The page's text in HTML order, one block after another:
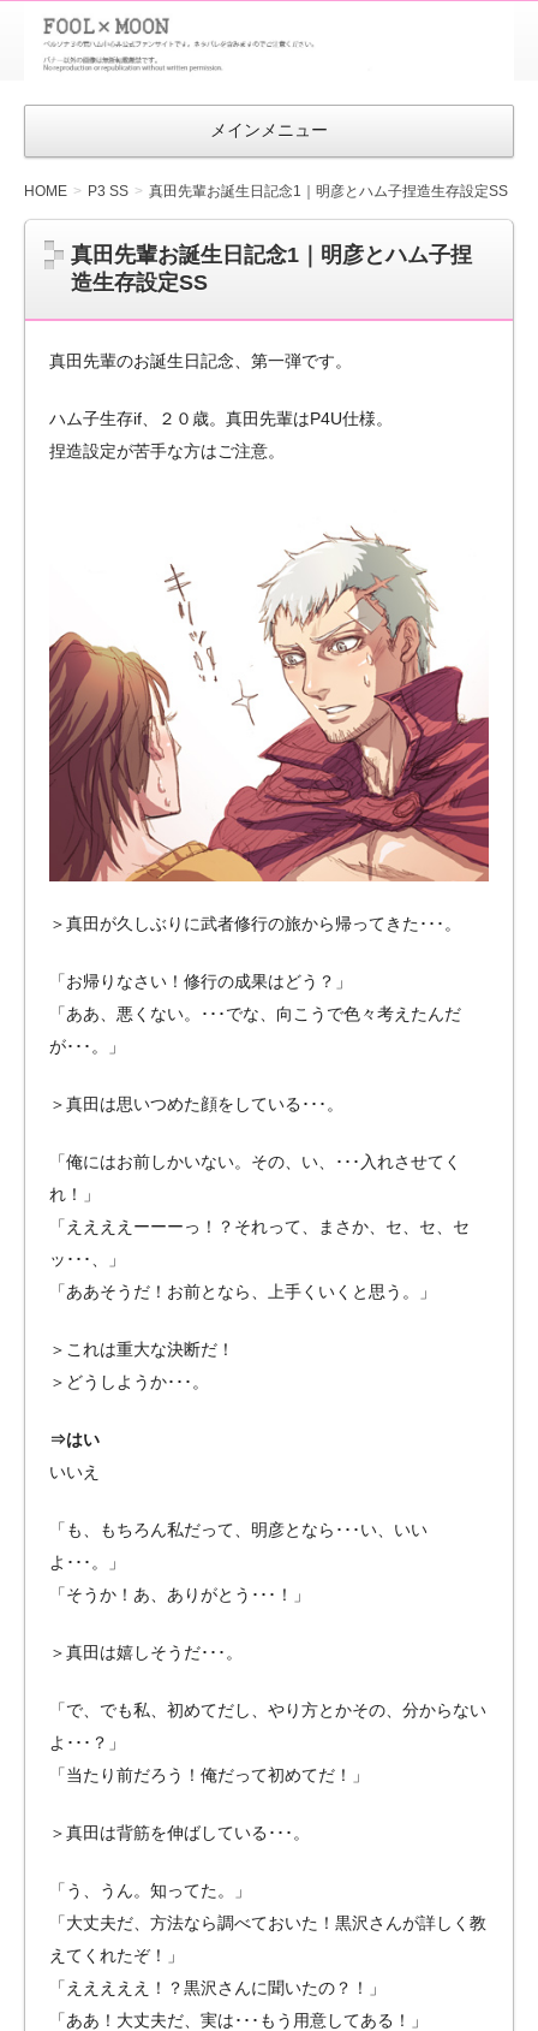
FOOL×MOON
｜ペルソナ
3 荒ハム中
メインメニュー
HOME P3 SS 真田先輩お誕生日記念1｜明彦とハム子捏造生存設定SS
真田先輩お誕生日記念1｜明彦とハム子捏
造生存設定SS
真田先輩のお誕生日記念、第一弾です。
ハム子生存if、２０歳。真田先輩はP4U仕様。
捏造設定が苦手な方はご注意。
＞真田が久しぶりに武者修行の旅から帰ってきた･･･。
「お帰りなさい！修行の成果はどう？」
「ああ、悪くない。･･･でな、向こうで色々考えたんだ
が･･･。」
＞真田は思いつめた顔をしている･･･。
「俺にはお前しかいない。その、い、 ･･･ 入れさせてく
れ！」
「ええええーーーっ！？それって、まさか、セ、セ、セ
ッ･･･、」
「ああそうだ！お前となら、上手くいくと思う。」
＞これは重大な決断だ！
＞どうしようか･･･。
⇒はい
いいえ
「も、もちろん私だって、明彦となら ･･･い、いい
よ･･･ 。」
「そうか！あ、ありがとう ･･･ ！」
＞真田は嬉しそうだ･･･。
「で、でも私、初めてだし、やり方とかその、分からない
よ･･･？」
「当たり前だろう！俺だって初めてだ！」
＞真田は背筋を伸ばしている･･･。
「う、うん。知ってた。」
「大丈夫だ、方法なら調べておいた！ 黒沢さんが詳しく教
えてくれたぞ！」
「えええええ！？黒沢さんに聞いたの？！」
「ああ！大丈夫だ、実は･･･もう用意してある！」